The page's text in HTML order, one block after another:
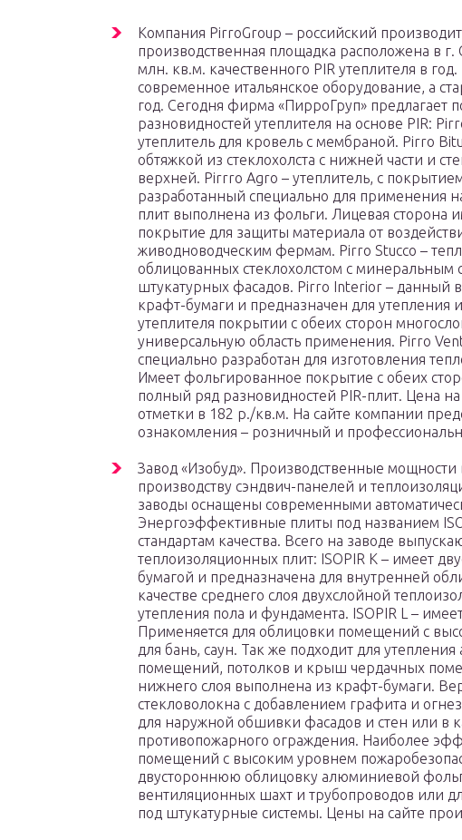
Компания PirroGroup – российский
производственная площадка расположена в г.
млн. кв.м. качественного PIR утеплителя в
современное итальянское оборудование, а
год. Сегодня фирма «ПирроГруп» предлагает
разновидностей утеплителя на основе PIR:
утеплитель для кровель с мембраной. Pirro
обтяжкой из стеклохолста с нижней части и
верхней. Pirrro Agro – утеплитель, с
разработанный специально для применения
плит выполнена из фольги. Лицевая сторона
покрытие для защиты материала от
живодноводческим фермам. Pirro Stucco –
облицованных стеклохолстом с
штукатурных фасадов. Pirro Interior – данный
крафт-бумаги и предназначен для
утеплителя покрытии с обеих сторон
универсальную область применения. Pirro
специально разработан для изготовления
Имеет фольгированное покрытие с обеих
полный ряд разновидностей PIR-плит. Цена
отметки в 182 р./кв.м. На сайте компании
ознакомления – розничный и
Завод «Изобуд». Производственные мощности
производству сэндвич-панелей и
заводы оснащены современными
Энергоэффективные плиты под названием
стандартам качества. Всего на заводе
теплоизоляционных плит: ISOPIR К – имеет
бумагой и предназначена для внутренней
качестве среднего слоя двухслойной
утепления пола и фундамента. ISOPIR L –
Применяется для облицовки помещений с
для бань, саун. Так же подходит для
помещений, потолков и крыш чердачных
нижнего слоя выполнена из крафт-бумаги.
стекловолокна с добавлением графита и
для наружной обшивки фасадов и стен или в
противопожарного ограждения. Наиболее
помещений с высоким уровнем
двустороннюю облицовку алюминиевой
вентиляционных шахт и трубопроводов или
под штукатурные системы. Цены на сайте